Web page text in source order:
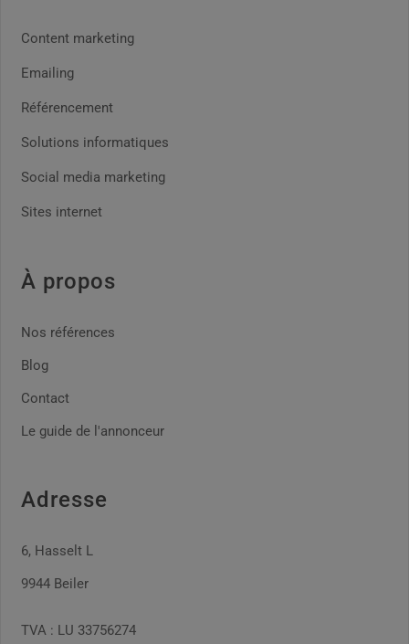
Content marketing
Emailing
Référencement
Solutions informatiques
Social media marketing
Sites internet
À propos
Nos références
Blog
Contact
Le guide de l'annonceur
Adresse
6, Hasselt L
9944 Beiler
TVA : LU 33756274